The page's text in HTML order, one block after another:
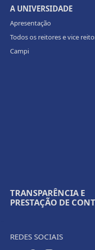
A UNIVERSIDADE
Apresentação
Todos os reitores e vice
Campi
TRANSPARÊNCIA E
PRESTAÇÃO DE
REDES SOCIAIS